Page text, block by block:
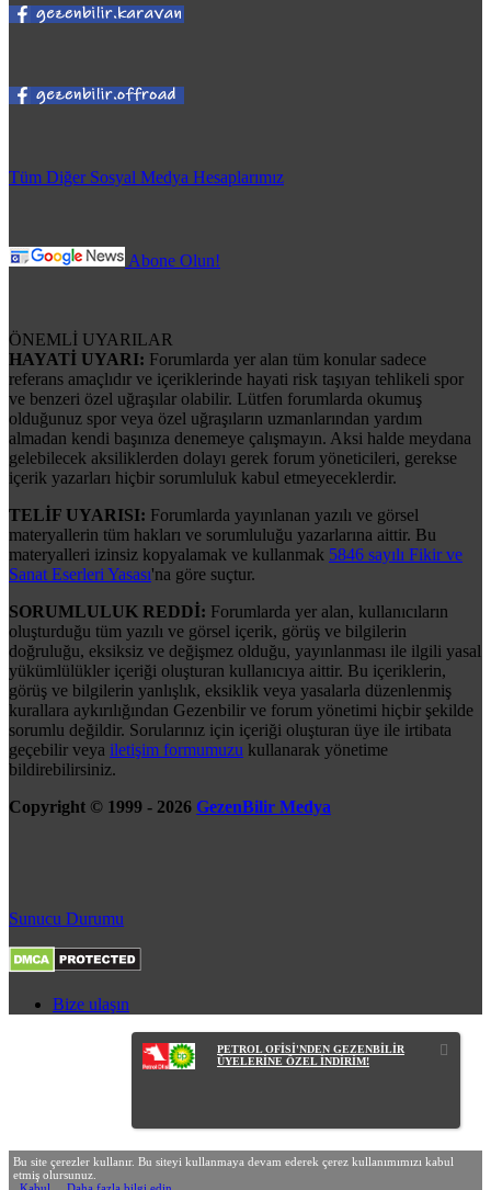
Tüm Diğer Sosyal Medya Hesaplarımız
Abone Olun!
ÖNEMLİ UYARILAR
HAYATİ UYARI: Forumlarda yer alan tüm konular sadece
referans amaçlıdır ve içeriklerinde hayati risk taşıyan tehlikeli spor
ve benzeri özel uğraşılar olabilir. Lütfen forumlarda okumuş
olduğunuz spor veya özel uğraşıların uzmanlarından yardım
almadan kendi başınıza denemeye çalışmayın. Aksi halde meydana
gelebilecek aksiliklerden dolayı gerek forum yöneticileri, gerekse
içerik yazarları hiçbir sorumluluk kabul etmeyeceklerdir.
TELİF UYARISI: Forumlarda yayınlanan yazılı ve görsel
materyallerin tüm hakları ve sorumluluğu yazarlarına aittir. Bu
materyalleri izinsiz kopyalamak ve kullanmak 5846 sayılı Fikir ve
Sanat Eserleri Yasası'na göre suçtur.
SORUMLULUK REDDİ: Forumlarda yer alan, kullanıcıların
oluşturduğu tüm yazılı ve görsel içerik, görüş ve bilgilerin
doğruluğu, eksiksiz ve değişmez olduğu, yayınlanması ile ilgili yasal
yükümlülükler içeriği oluşturan kullanıcıya aittir. Bu içeriklerin,
görüş ve bilgilerin yanlışlık, eksiklik veya yasalarla düzenlenmiş
kurallara aykırılığından Gezenbilir ve forum yönetimi hiçbir şekilde
sorumlu değildir. Sorularınız için içeriği oluşturan üye ile irtibata
geçebilir veya iletişim formumuzu kullanarak yönetime
bildirebilirsiniz.
Copyright © 1999 - 2026 GezenBilir Medya
Sunucu Durumu
Bize ulaşın
PETROL OFİSİ'NDEN GEZENBİLİR
ÜYELERİNE ÖZEL İNDİRİM!
Bu site çerezler kullanır. Bu siteyi kullanmaya devam ederek çerez kullanımımızı kabul
etmiş olursunuz.